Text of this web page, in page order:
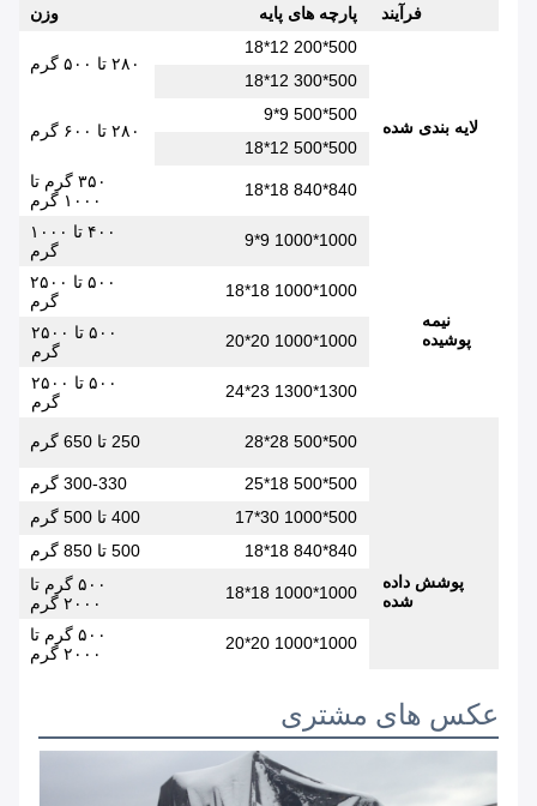
فرآیند پارچه های پایه وزن
لایه بندی شده
500*200 12*18
۲۸۰ تا ۵۰۰ گرم
500*300 12*18
500*500 9*9
۲۸۰ تا ۶۰۰ گرم
500*500 12*18
نیمه
پوشیده
840*840 18*18
۳۵۰ گرم تا
۱۰۰۰ گرم
1000*1000 9*9
۴۰۰ تا ۱۰۰۰
گرم
1000*1000 18*18
۵۰۰ تا ۲۵۰۰
گرم
1000*1000 20*20
۵۰۰ تا ۲۵۰۰
گرم
1300*1300 23*24
۵۰۰ تا ۲۵۰۰
گرم
پوشش داده
شده
500*500 28*28 250 تا 650 گرم
500*500 18*25 300-330 گرم
500*1000 30*17
400 تا 500 گرم
840*840 18*18
500 تا 850 گرم
1000*1000 18*18
۵۰۰ گرم تا
۲۰۰۰ گرم
1000*1000 20*20
۵۰۰ گرم تا
۲۰۰۰ گرم
عکس های مشتری